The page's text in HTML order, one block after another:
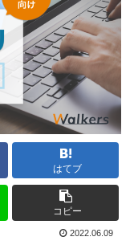
はてブ
コピー
2022.06.09